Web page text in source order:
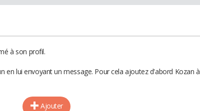
à son profil.
en lui envoyant un message. Pour cela ajoutez d'abord Kozan à
Ajouter